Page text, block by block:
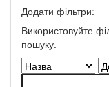
Додати фільтри:
Використовуйте
пошуку.